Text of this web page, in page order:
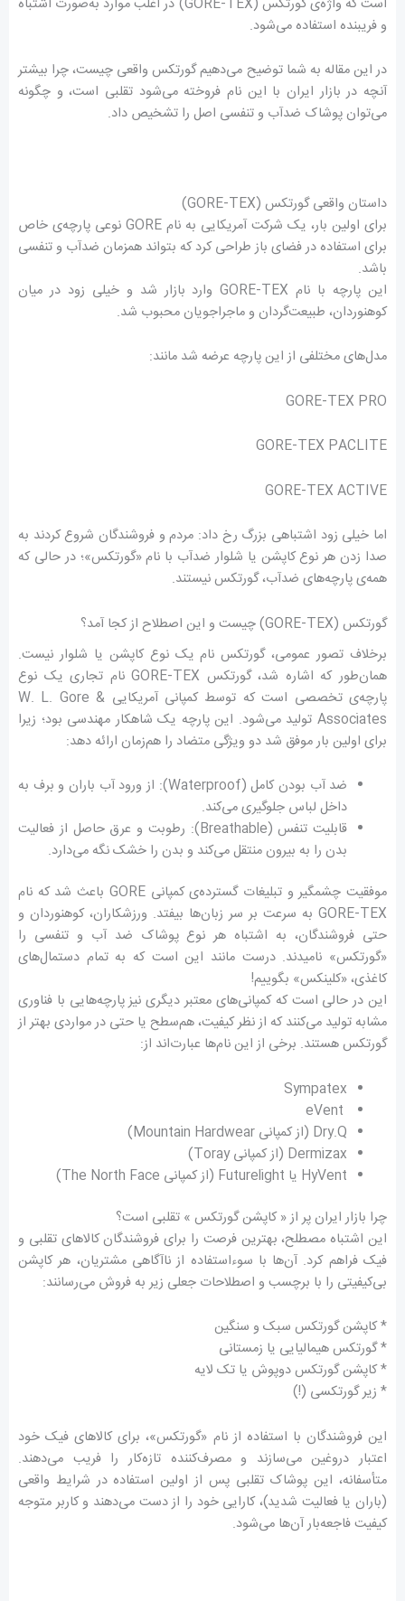
است که واژه‌ی گورتکس (GORE-TEX) در اغلب موارد به‌صورت اشتباه
و فریبنده استفاده می‌شود.
در این مقاله به شما توضیح می‌دهیم گورتکس واقعی چیست، چرا بیشتر
آنچه در بازار ایران با این نام فروخته می‌شود تقلبی است، و چگونه
می‌توان پوشاک ضدآب و تنفسی اصل را تشخیص داد.
داستان واقعی گورتکس (GORE-TEX)
برای اولین بار، یک شرکت آمریکایی به نام GORE نوعی پارچه‌ی خاص
برای استفاده در فضای باز طراحی کرد که بتواند همزمان ضدآب و تنفسی
باشد.
این پارچه با نام GORE-TEX وارد بازار شد و خیلی زود در میان
کوهنوردان، طبیعت‌گردان و ماجراجویان محبوب شد.
مدل‌های مختلفی از این پارچه عرضه شد مانند:
GORE-TEX PRO
GORE-TEX PACLITE
GORE-TEX ACTIVE
اما خیلی زود اشتباهی بزرگ رخ داد: مردم و فروشندگان شروع کردند به
صدا زدن هر نوع کاپشن یا شلوار ضدآب با نام «گورتکس»؛ در حالی که
همه‌ی پارچه‌های ضدآب، گورتکس نیستند.
گورتکس (GORE-TEX) چیست و این اصطلاح از کجا آمد؟
برخلاف تصور عمومی، گورتکس نام یک نوع کاپشن یا شلوار نیست.
همان‌طور که اشاره شد، گورتکس GORE-TEX نام تجاری یک نوع
پارچه‌ی تخصصی است که توسط کمپانی آمریکایی W. L. Gore &
Associates تولید می‌شود. این پارچه یک شاهکار مهندسی بود؛ زیرا
برای اولین بار موفق شد دو ویژگی متضاد را هم‌زمان ارائه دهد:
ضد آب بودن کامل (Waterproof): از ورود آب باران و برف به
داخل لباس جلوگیری می‌کند.
قابلیت تنفس (Breathable): رطوبت و عرق حاصل از فعالیت
بدن را به بیرون منتقل می‌کند و بدن را خشک نگه می‌دارد.
موفقیت چشمگیر و تبلیغات گسترده‌ی کمپانی GORE باعث شد که نام
GORE-TEX به سرعت بر سر زبان‌ها بیفتد. ورزشکاران، کوهنوردان و
حتی فروشندگان، به اشتباه هر نوع پوشاک ضد آب و تنفسی را
«گورتکس» نامیدند. درست مانند این است که به تمام دستمال‌های
کاغذی، «کلینکس» بگوییم!
این در حالی است که کمپانی‌های معتبر دیگری نیز پارچه‌هایی با فناوری
مشابه تولید می‌کنند که از نظر کیفیت، هم‌سطح یا حتی در مواردی بهتر از
گورتکس هستند. برخی از این نام‌ها عبارت‌اند از:
Sympatex
Dry.Q (از کمپانی Mountain Hardwear)
Dermizax (از کمپانی Toray)
HyVent یا Futurelight (از کمپانی The North Face)
چرا بازار ایران پر از « کاپشن گورتکس » تقلبی است؟
این اشتباه مصطلح، بهترین فرصت را برای فروشندگان کالاهای تقلبی و
فیک فراهم کرد. آن‌ها با سوءاستفاده از ناآگاهی مشتریان، هر کاپشن
بی‌کیفیتی را با برچسب و اصطلاحات جعلی زیر به فروش می‌رسانند:
* کاپشن گورتکس سبک و سنگین
* گورتکس هیمالیایی یا زمستانی
* کاپشن گورتکس دوپوش یا تک لایه
* زیر گورتکسی (!)
این فروشندگان با استفاده از نام «گورتکس»، برای کالاهای فیک خود
اعتبار دروغین می‌سازند و مصرف‌کننده تازه‌کار را فریب می‌دهند.
متأسفانه، این پوشاک تقلبی پس از اولین استفاده در شرایط واقعی
(باران یا فعالیت شدید)، کارایی خود را از دست می‌دهند و کاربر متوجه
کیفیت فاجعه‌بار آن‌ها می‌شود.